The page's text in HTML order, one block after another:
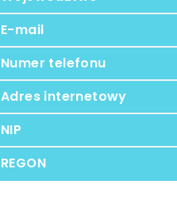
E-mail
Numer telefonu
Adres internetowy
NIP
REGON